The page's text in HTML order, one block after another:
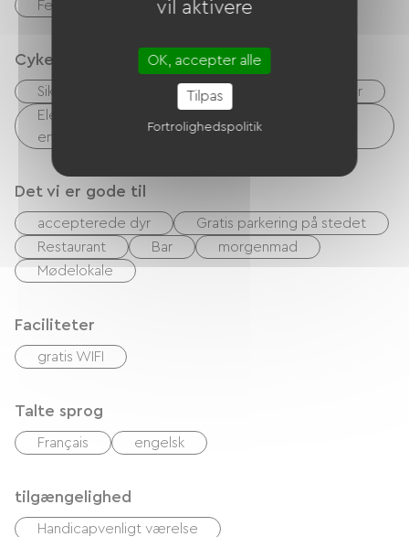
Feriekuponer (ANCV)
Cykelmodtagelsestjenester
Sikker cykelskur
Udstyr til rengøring af cykler
Elektrisk ladepunkt (til elcykelbatterier, GPS-
enheder osv.)
Det vi er gode til
accepterede dyr
Gratis parkering på stedet
Restaurant
Bar
morgenmad
Mødelokale
Faciliteter
gratis WIFI
Talte sprog
Français engelsk
tilgængelighed
Handicapvenligt værelse
vil aktivere
OK, accepter alle
Tilpas
Fortrolighedspolitik